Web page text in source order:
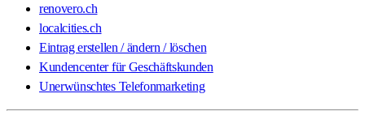
renovero.ch
localcities.ch
Eintrag erstellen / ändern / löschen
Kundencenter für Geschäftskunden
Unerwünschtes Telefonmarketing